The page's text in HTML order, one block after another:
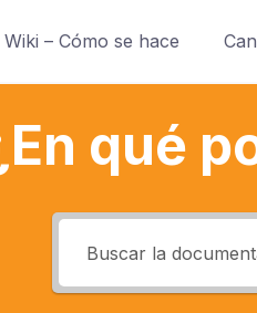
Wiki – Cómo se hace
qué